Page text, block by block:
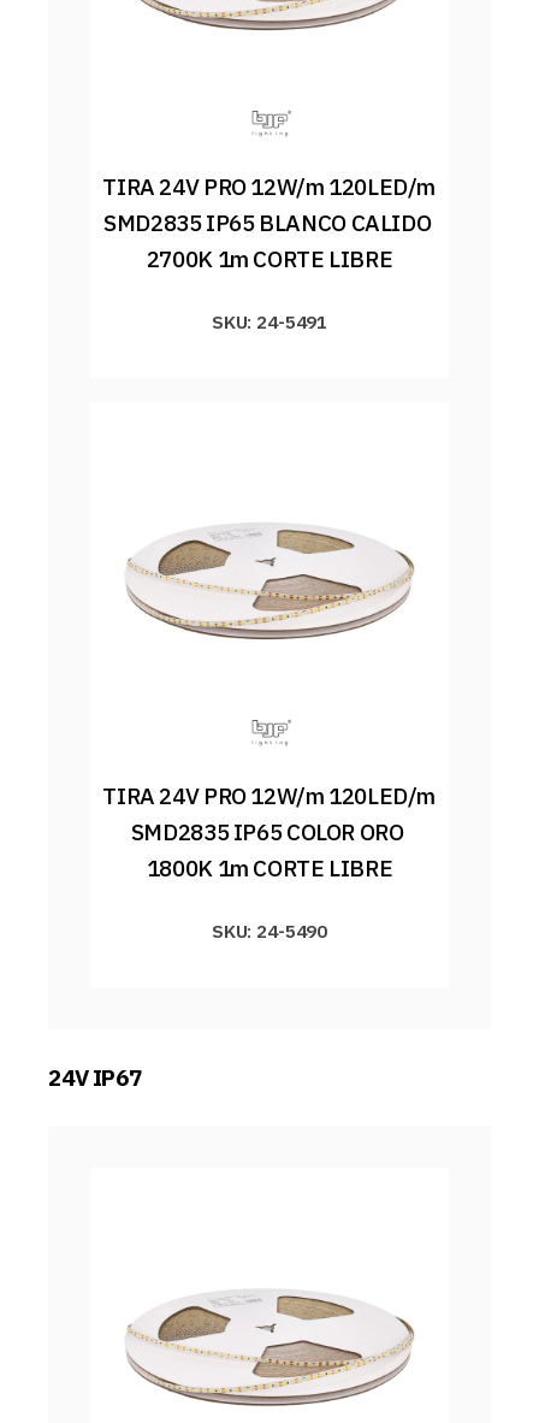
TIRA 24V PRO 12W/m 120LED/m
SMD2835 IP65 BLANCO CALIDO
2700K 1m CORTE LIBRE
SKU: 24-5491
TIRA 24V PRO 12W/m 120LED/m
SMD2835 IP65 COLOR ORO
1800K 1m CORTE LIBRE
SKU: 24-5490
24V IP67